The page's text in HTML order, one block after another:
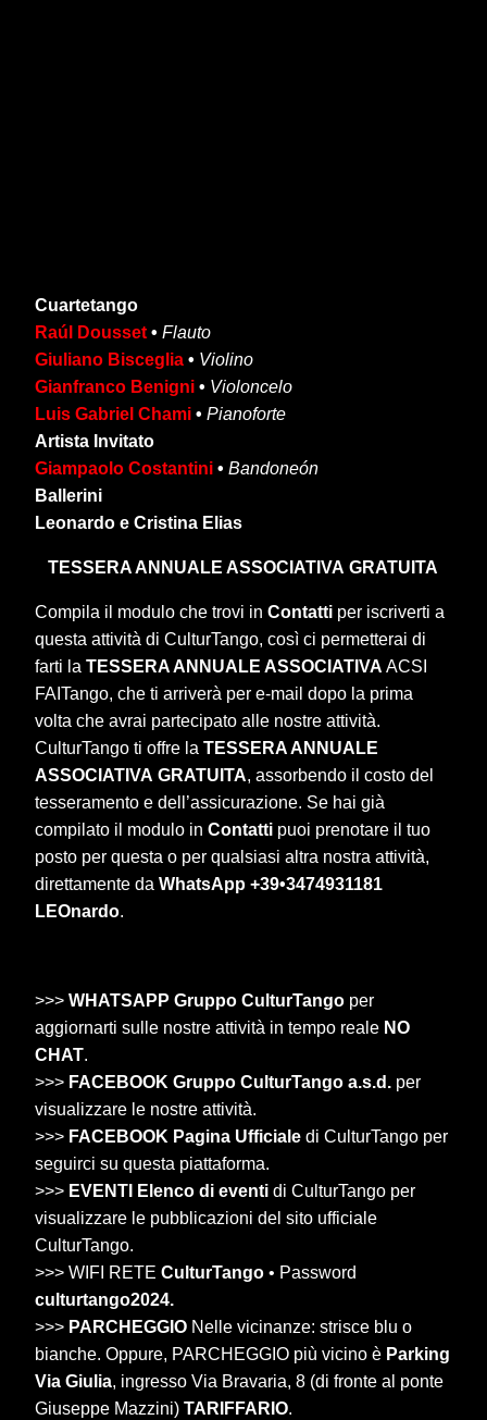
Cuartetango
Raúl Dousset •Flauto
Giuliano Bisceglia • Violino
Gianfranco Benigni • Violoncelo
Luis Gabriel Chami •Pianoforte
Artista Invitato
Giampaolo Costantini •Bandoneón
Ballerini
Leonardo e Cristina Elias
TESSERA ANNUALE ASSOCIATIVA GRATUITA
Compila il modulo che trovi inContatti per iscriverti a
questa attività di CulturTango, così ci permetterai di
farti laTESSERA ANNUALE ASSOCIATIVA ACSI
FAITango, che ti arriverà per e-mail dopo la prima
volta che avrai partecipato alle nostre attività.
CulturTango ti offre laTESSERA ANNUALE
ASSOCIATIVA GRATUITA, assorbendo il costo del
tesseramento e dell’assicurazione. Se hai già
compilato il modulo inContatti puoi prenotare il tuo
posto per questa o per qualsiasi altra nostra attività,
direttamente da WhatsApp +39•3474931181
LEOnardo.
>>>WHATSAPP Gruppo CulturTango per
aggiornarti sulle nostre attività in tempo reale NO
CHAT.
>>> FACEBOOK Gruppo CulturTango a.s.d. per
visualizzare le nostre attività.
>>> FACEBOOK Pagina Ufficiale di CulturTango per
seguirci su questa piattaforma.
>>> EVENTI Elenco di eventi di CulturTango per
visualizzare le pubblicazioni del sito ufficiale
CulturTango.
>>> WIFI RETECulturTango • Password
culturtango2024.
>>> PARCHEGGIO Nelle vicinanze: strisce blu o
bianche. Oppure, PARCHEGGIO più vicino è Parking
Via Giulia, ingresso Via Bravaria, 8 (di fronte al ponte
Giuseppe Mazzini)TARIFFARIO.